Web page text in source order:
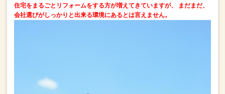
住宅をまるごとリフォームをする方が増えてきていますが、
まだまだ、
会社選びがしっかりと出来る環境にあるとは言えません。